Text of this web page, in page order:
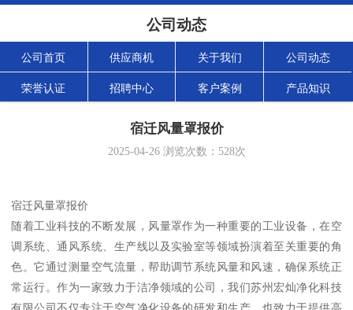
公司动态
公司首页 供应商机 关于我们 公司动态
荣誉认证 招聘中心 客户案例 产品知识
宿迁风量罩报价
2025-04-26浏览次数： 528次
宿迁风量罩报价
随着工业科技的不断发展，风量罩作为一种重要的工业设备，在空
调系统、通风系统、生产线以及实验室等领域扮演着至关重要的角
色。它通过测量空气流量，帮助调节系统风量和风速，确保系统正
常运行。作为一家致力于洁净领域的公司，我们苏州宏灿净化科技